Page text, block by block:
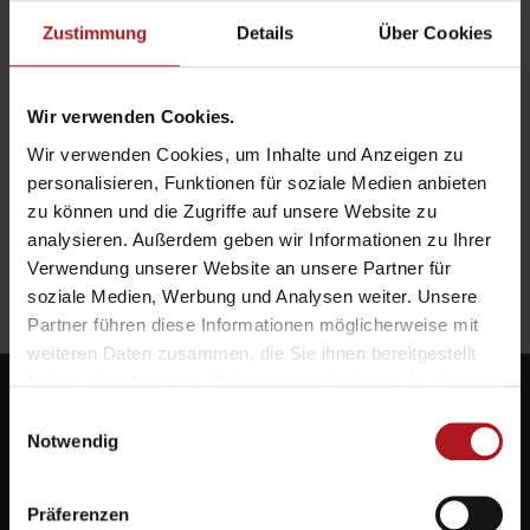
Zustimmung Details Über Cookies
Wir verwenden Cookies.
Wir verwenden Cookies, um Inhalte und Anzeigen zu
personalisieren, Funktionen für soziale Medien anbieten
zu können und die Zugriffe auf unsere Website zu
analysieren. Außerdem geben wir Informationen zu Ihrer
Verwendung unserer Website an unsere Partner für
soziale Medien, Werbung und Analysen weiter. Unsere
Partner führen diese Informationen möglicherweise mit
weiteren Daten zusammen, die Sie ihnen bereitgestellt
Notwendig
Präferenzen